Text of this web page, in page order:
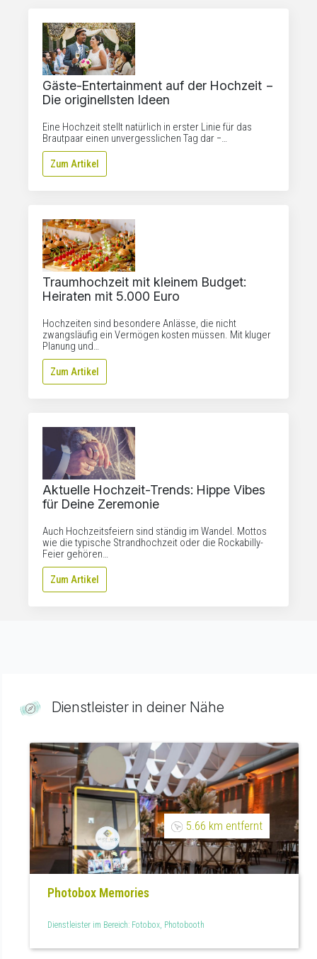
Gäste-Entertainment auf der Hochzeit −
Die originellsten Ideen
Eine Hochzeit stellt natürlich in erster Linie für das
Brautpaar einen unvergesslichen Tag dar −…
Zum Artikel
Traumhochzeit mit kleinem Budget:
Heiraten mit 5.000 Euro
Hochzeiten sind besondere Anlässe, die nicht
zwangsläufig ein Vermögen kosten müssen. Mit kluger
Planung und…
Zum Artikel
Aktuelle Hochzeit-Trends: Hippe Vibes
für Deine Zeremonie
Auch Hochzeitsfeiern sind ständig im Wandel. Mottos
wie die typische Strandhochzeit oder die Rockabilly-
Feier gehören…
Zum Artikel
Dienstleister in deiner Nähe
5.66 km entfernt
Photobox Memories
Dienstleister im Bereich: Fotobox, Photobooth